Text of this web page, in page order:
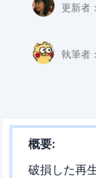
更新者：
執筆者：
概要:
破損した再